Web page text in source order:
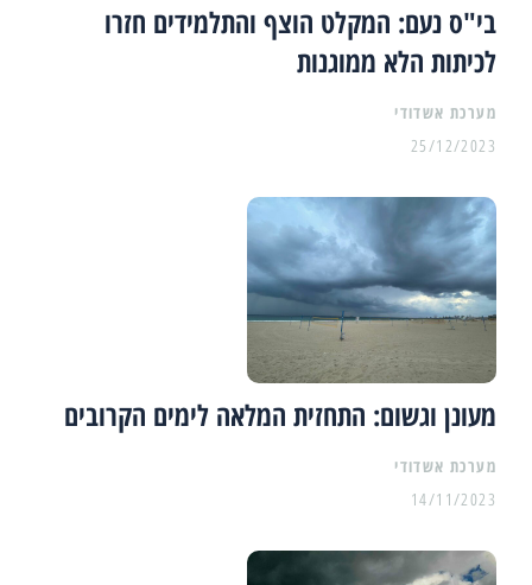
בי"ס נעם: המקלט הוצף והתלמידים חזרו
לכיתות הלא ממוגנות
מערכת אשדודי
25/12/2023
מעונן וגשום: התחזית המלאה לימים הקרובים
מערכת אשדודי
14/11/2023